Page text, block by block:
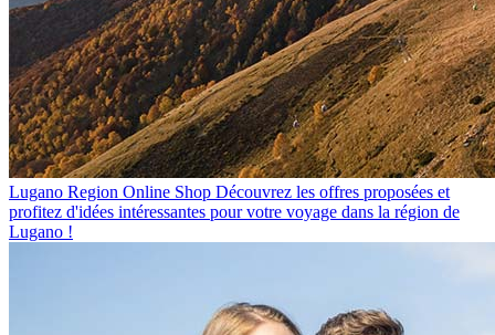
Lugano Region Online Shop Découvrez les offres proposées et
profitez d'idées intéressantes pour votre voyage dans la région de
Lugano !